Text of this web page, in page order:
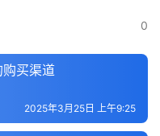
0
购买渠道
2025年3月25日 上午9:25